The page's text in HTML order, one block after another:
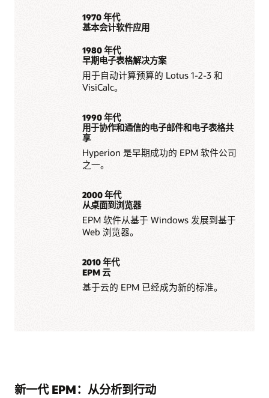
1970 年代
基本会计软件应用
1980 年代
早期电子表格解决方案
用于自动计算预算的 Lotus 1-2-3 和
VisiCalc。
1990 年代
用于协作和通信的电子邮件和电子表格共
享
Hyperion 是早期成功的 EPM 软件公司
之一。
2000 年代
从桌面到浏览器
EPM 软件从基于 Windows 发展到基于
Web 浏览器。
2010 年代
EPM 云
基于云的 EPM 已经成为新的标准。
新一代 EPM：从分析到行动